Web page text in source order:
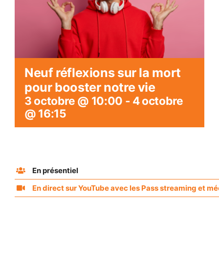
Neuf réflexions sur la mort
pour booster notre vie
3 octobre @ 10:00 - 4 octobre
@ 16:15
En présentiel
En direct sur YouTube avec les Pass streaming et